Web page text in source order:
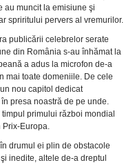
au muncit la emisiune şi
spriritului pervers al vremurilor.
publicării celebrelor serate
din România s-au înhămat la
a adus la microfon de-a
mai toate domeniile. De cele
nou capitol dedicat
presa noastră de pe unde.
primului război mondial
Prix-Europa.
drumul ei plin de obstacole
inedite, altele de-a dreptul